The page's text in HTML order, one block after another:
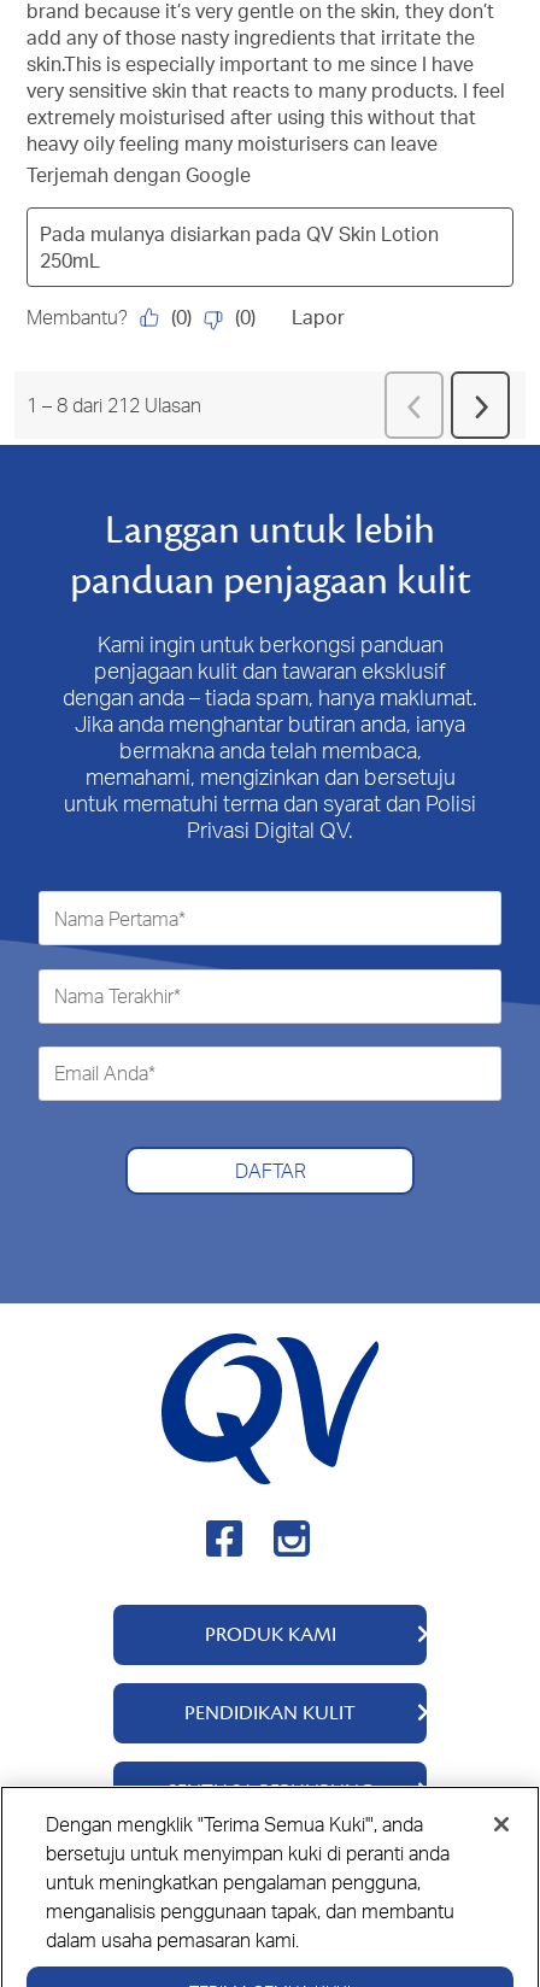
brand because it’s very gentle on the skin, they don’t
add any of those nasty ingredients that irritate the
skin.This is especially important to me since I have
very sensitive skin that reacts to many products. I feel
extremely moisturised after using this without that
heavy oily feeling many moisturisers can leave
Terjemah dengan Google
Pada mulanya disiarkan pada QV Skin Lotion
250mL
Membantu? (0) (0) Lapor
1 – 8 dari 212 Ulasan Terdahulu
Langgan untuk lebih
panduan penjagaan kulit
Kami ingin untuk berkongsi panduan
penjagaan kulit dan tawaran eksklusif
dengan anda – tiada spam, hanya maklumat.
Jika anda menghantar butiran anda, ianya
bermakna anda telah membaca,
memahami, mengizinkan dan bersetuju
untuk mematuhi terma dan syarat dan Polisi
Privasi Digital QV.
DAFTAR
PRODUK KAMI
QV Body
QV Intensive
QV Dermcare
QV Baby
QV Face
QV Hair
PENDIDIKAN KULIT
Tentang Kami
Panduan Penjagaan Kulit
SENTIASA BERHUBUNG
Hubungi Kami
Lokasi untuk beli
Privacy Policy Cookie Policy Disclaimer
Dengan mengklik "Terima Semua Kuki'", anda
bersetuju untuk menyimpan kuki di peranti anda
untuk meningkatkan pengalaman pengguna,
menganalisis penggunaan tapak, dan membantu
dalam usaha pemasaran kami.